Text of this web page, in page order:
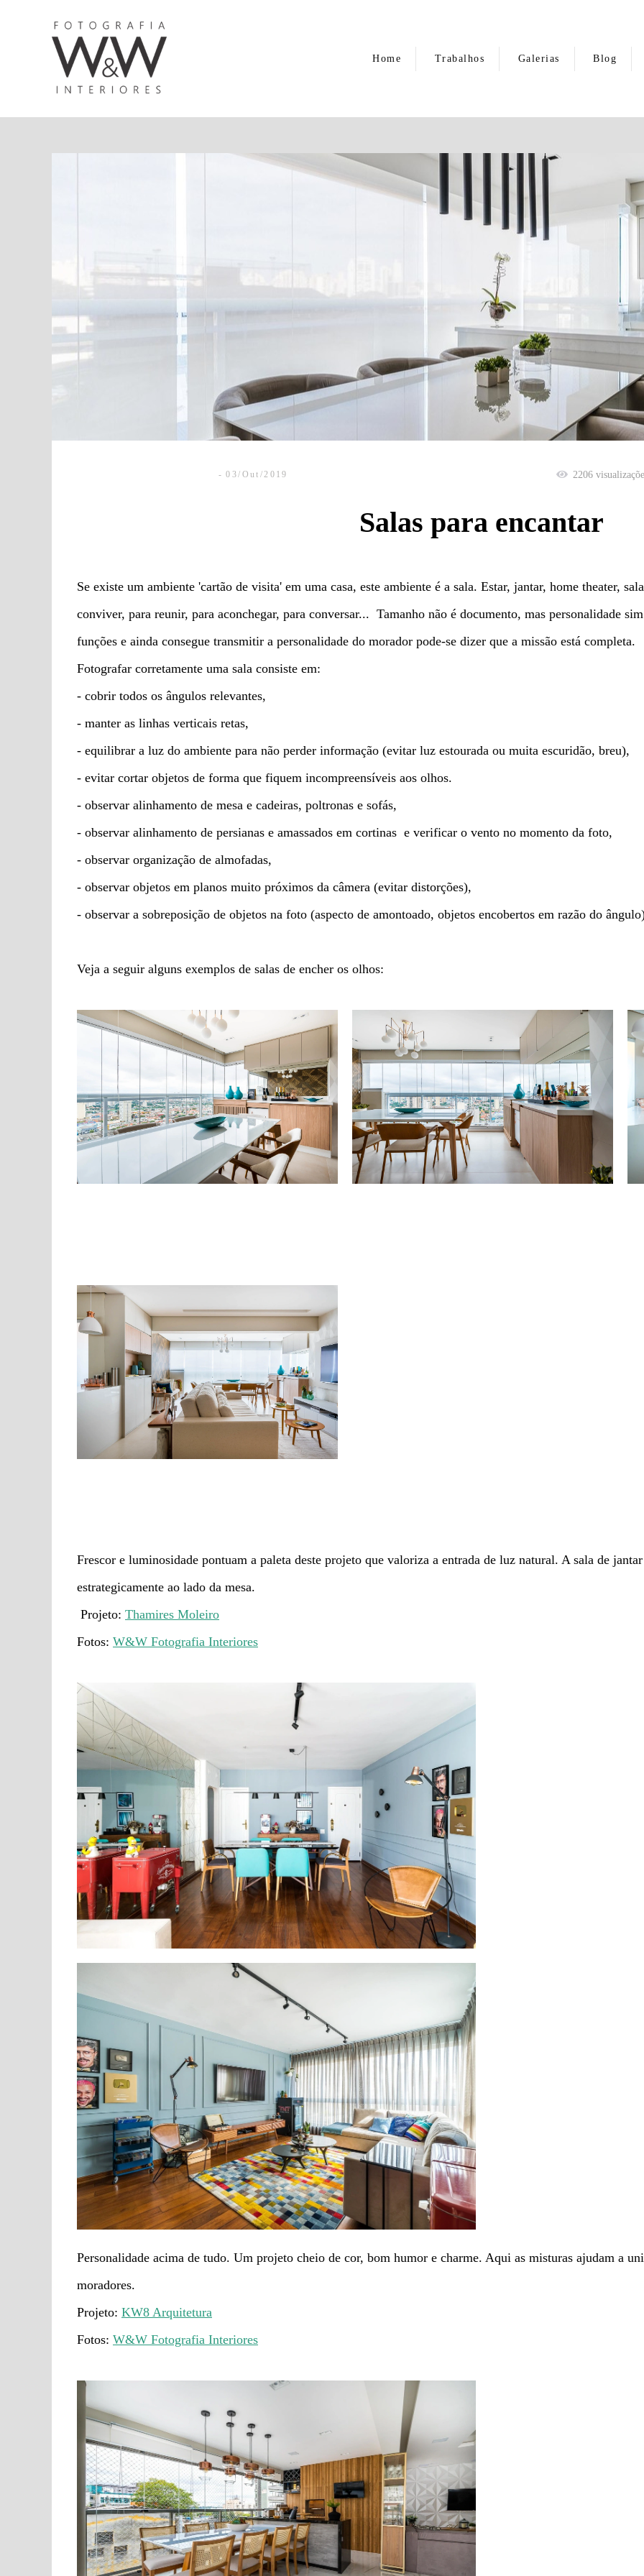
Home Trabalhos Galerias Blog
03/Out/2019
Salas para encantar
2206
Se existe um ambiente 'cartão de visita' em uma casa, este ambiente é a sala. Estar, jantar, home theater,
conviver, para reunir, para aconchegar, para conversar... Tamanho não é documento, mas personalidade
funções e ainda consegue transmitir a personalidade do morador pode-se dizer que a missão está completa.
Fotografar corretamente uma sala consiste em:
- cobrir todos os ângulos relevantes,
- manter as linhas verticais retas,
- equilibrar a luz do ambiente para não perder informação (evitar luz estourada ou muita escuridão, breu),
- evitar cortar objetos de forma que fiquem incompreensíveis aos olhos.
- observar alinhamento de mesa e cadeiras, poltronas e sofás,
- observar alinhamento de persianas e amassados em cortinas e verificar o vento no momento da foto,
- observar organização de almofadas,
- observar objetos em planos muito próximos da câmera (evitar distorções),
- observar a sobreposição de objetos na foto (aspecto de amontoado, objetos encobertos em razão do
Veja a seguir alguns exemplos de salas de encher os olhos:
Frescor e luminosidade pontuam a paleta deste projeto que valoriza a entrada de luz natural. A sala de
estrategicamente ao lado da mesa.
Projeto: Thamires Moleiro
Fotos: W&W Fotografia Interiores
Personalidade acima de tudo. Um projeto cheio de cor, bom humor e charme. Aqui as misturas ajudam a
moradores.
Projeto: KW8 Arquitetura
Fotos: W&W Fotografia Interiores